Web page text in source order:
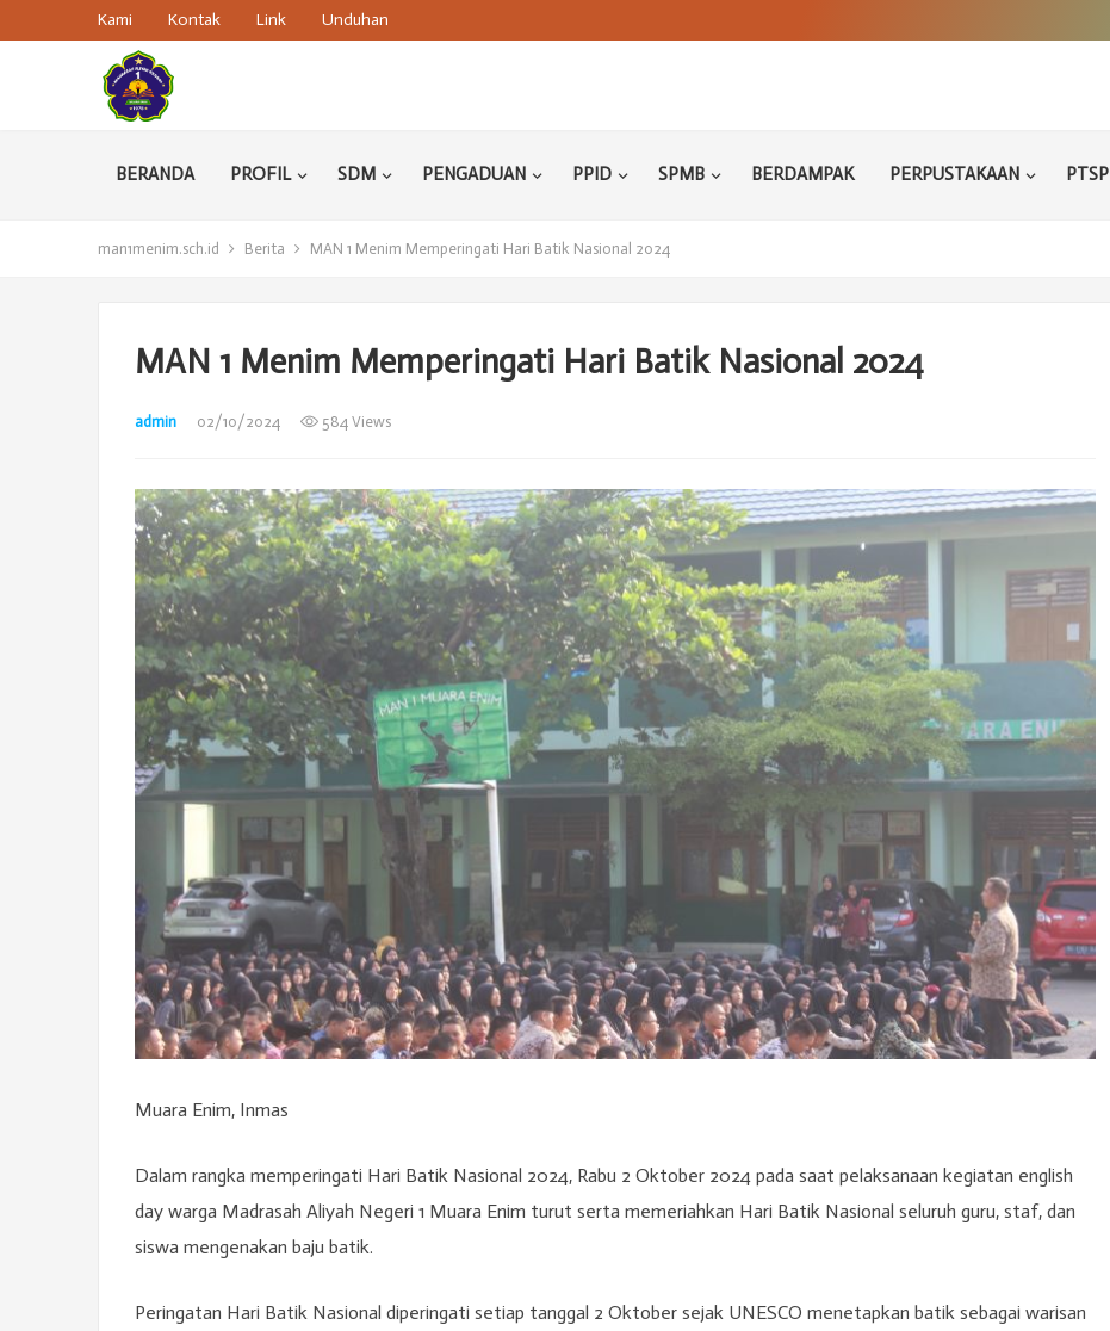
Kami Kontak Link Unduhan
BERANDA PROFIL SDM PENGADUAN PPID SPMB BERDAMPAK PERPUSTAKAAN PTSP
man1menim.sch.id Berita MAN 1 Menim Memperingati Hari Batik Nasional 2024
MAN 1 Menim Memperingati Hari Batik Nasional 2024
admin 02/10/2024 584 Views
Muara Enim, Inmas
Dalam rangka memperingati Hari Batik Nasional 2024, Rabu 2 Oktober 2024 pada saat pelaksanaan kegiatan english
day warga Madrasah Aliyah Negeri 1 Muara Enim turut serta memeriahkan Hari Batik Nasional seluruh guru, staf, dan
siswa mengenakan baju batik.
Peringatan Hari Batik Nasional diperingati setiap tanggal 2 Oktober sejak UNESCO menetapkan batik sebagai warisan